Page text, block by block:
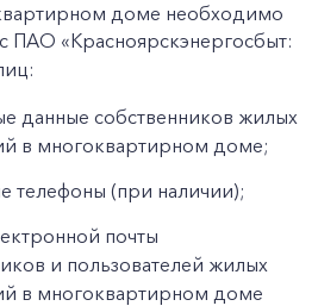
доме необходимо
ПАО «Красноярскэнергосбыт:
данные собственников жилых
в многоквартирном доме;
телефоны (при наличии);
почты
и пользователей жилых
в многоквартирном доме